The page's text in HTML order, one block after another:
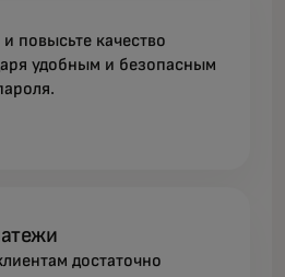
повысьте качество
удобным и безопасным
достаточно